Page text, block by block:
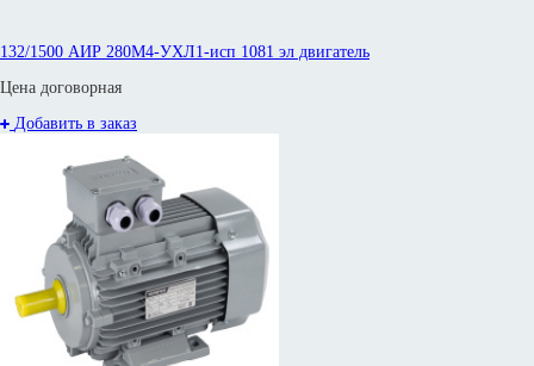
132/1500 АИР 280М4-УХЛ1-исп 1081 эл двигатель
Цена договорная
Добавить в заказ